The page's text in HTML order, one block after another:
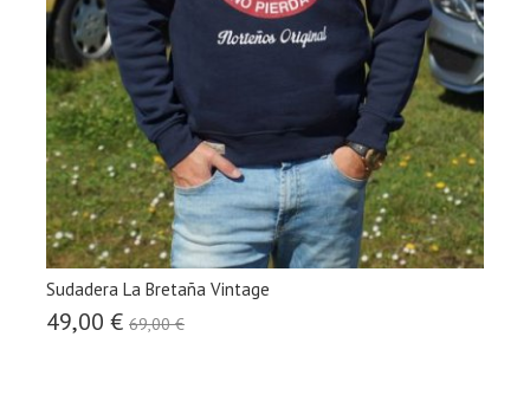
Sudadera La Bretaña Vintage
49,00 € 69,00 €